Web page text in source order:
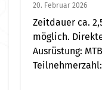
20. Februar 2026
Zeitdauer ca.
möglich.
Ausrüstung: